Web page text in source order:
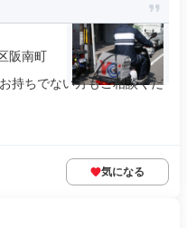
阪南町
持ちでない方もご相談くだ
気になる